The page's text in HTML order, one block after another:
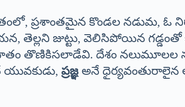
ప్రశాంతమైన కొండల నడుమ,
తెల్లని జుట్టు, వెలిసిపోయిన
తొణికిసలాడేవి. దేశం నలుమూలల
యువకుడు,ప్రజ్ఞ అనే